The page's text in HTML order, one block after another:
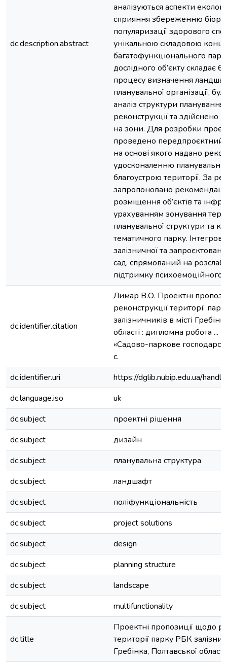
dc.description.abstract
аналізуються аспекти
сприяння збереженню
популяризації здорового
унікальною складовою
багатофункціонального
дослідного об’єкту складає
процесу визначення
планувальної організації,
аналіз структури планування
реконструкції та здійснено
на зони. Для розробки
проведено передпроєктний
на основі якого надано
удосконаленню
благоустрою території. За
запропоновано
розміщення об’єктів та
урахуванням зонування
планувальної структури та
тематичного парку.
залізничної та
сад, спрямований на
підтримку психоемоційного
dc.identifier.citation
Лимар В.О. Проектні
реконструкції території
залізничників в місті
області : дипломна робота ...
«Садово-паркове
с.
dc.identifier.uri
https://dglib.nubip.edu.ua/
dc.language.iso
uk
dc.subject
проектні рішення
dc.subject
дизайн
dc.subject
планувальна структура
dc.subject
ландшафт
dc.subject
поліфункціональність
dc.subject
project solutions
dc.subject
design
dc.subject
planning structure
dc.subject
landscape
dc.subject
multifunctionality
dc.title
Проектні пропозиції щодо
території парку РБК
Гребінка, Полтавської області